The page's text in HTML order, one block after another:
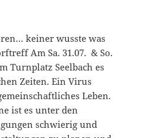
keiner wusste was
Am Sa. 31.07. & So.
Turnplatz Seelbach es
Zeiten. Ein Virus
Leben.
ist es unter den
schwierig und